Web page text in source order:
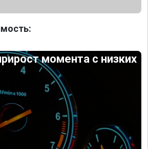
момента с низких